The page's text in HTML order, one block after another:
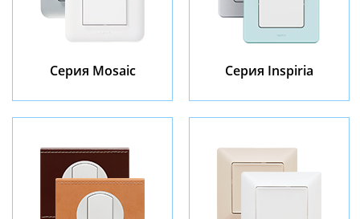
Серия Mosaic Серия Inspiria